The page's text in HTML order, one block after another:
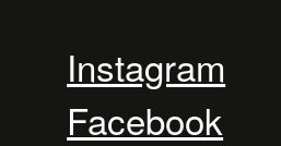
Instagram
Facebook